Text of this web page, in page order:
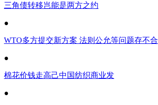
三角债转移岂能是两方之约
●
WTO多方提交新方案 法则公允等问题存不合
●
棉花价钱走高己中国纺织商业发
●